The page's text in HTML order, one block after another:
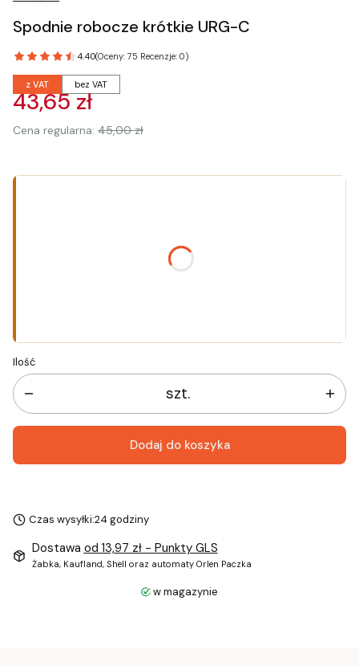
Spodnie robocze krótkie URG-C
4.40(Oceny: 75 Recenzje: 0)
z VAT bez VAT
43,65 zł
Cena regularna: 45,00 zł
Ilość
szt.
Dodaj do koszyka
Czas wysyłki:24 godziny
Dostawa od 13,97 zł - Punkty GLS
Żabka, Kaufland, Shell oraz automaty Orlen Paczka
w magazynie